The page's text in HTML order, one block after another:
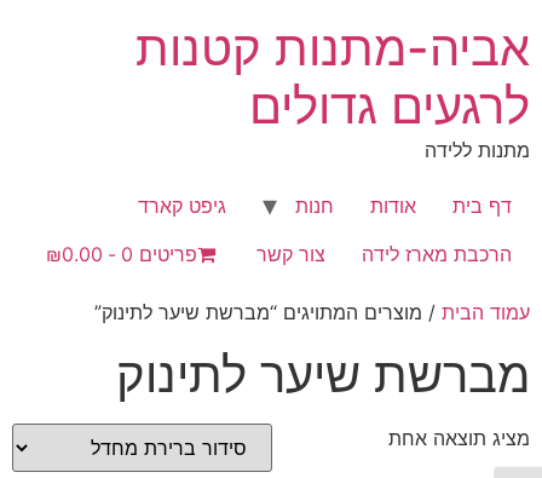
לתוכן
אביה-מתנות קטנות
לרגעים גדולים
מתנות ללידה
דף בית אודות חנות
גיפט קארד
הרכבת מארז לידה
צור קשר פריטים 0 ₪0.00
עמוד הבית / מוצרים המתויגים “מברשת שיער לתינוק”
מברשת שיער לתינוק
מציג תוצאה אחת